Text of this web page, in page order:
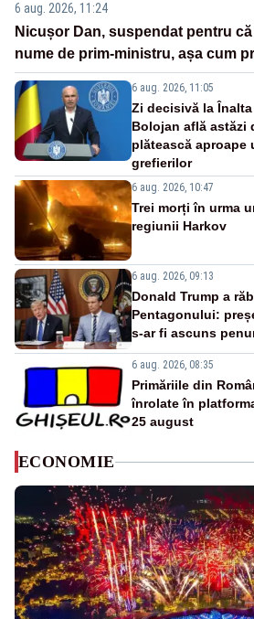
6 aug. 2026, 11:24
Nicușor Dan, suspendat pentru
nume de prim-ministru, așa cum
6 aug. 2026, 11:05
Zi decisivă la
Bolojan află astăzi
plătească aproape
grefierilor
6 aug. 2026, 10:47
Trei morți în urma
regiunii Harkov
6 aug. 2026, 09:13
Donald Trump a
Pentagonului:
s-ar fi ascuns
6 aug. 2026, 08:35
Primăriile din
înrolate în
25 august
ECONOMIE